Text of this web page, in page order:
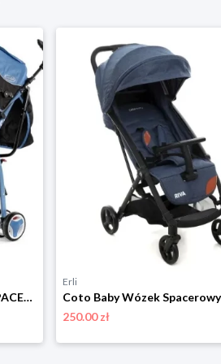
WÓZEK SPACEROWY SPACERÓWKA PARASOLKA + DODATKI - FOLIA OCIEPLACZ MOSKITIERA
Erli
250.00 zł